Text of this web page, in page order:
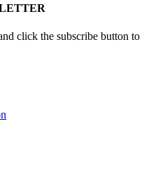
click the subscribe button to